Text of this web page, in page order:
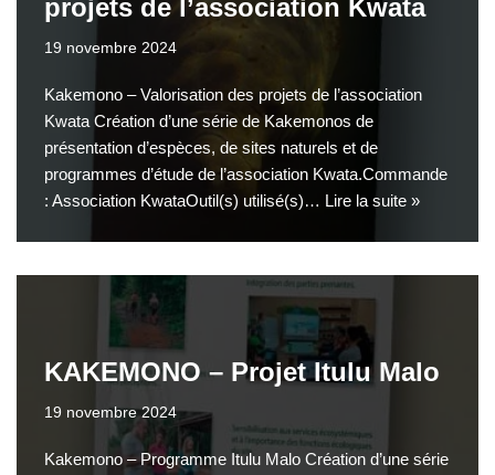
projets de l’association Kwata
19 novembre 2024
Kakemono – Valorisation des projets de l’association
Kwata Création d’une série de Kakemonos de
présentation d’espèces, de sites naturels et de
programmes d’étude de l’association Kwata.Commande
: Association KwataOutil(s) utilisé(s)… Lire la suite »
KAKEMONO – Projet Itulu Malo
19 novembre 2024
Kakemono – Programme Itulu Malo Création d’une série